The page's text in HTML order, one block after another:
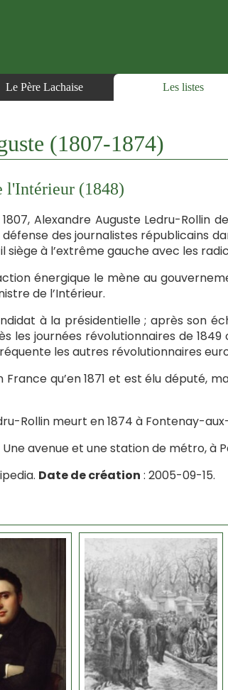
Le Père Lachaise Les listes
(1807-1874)
l'Intérieur (1848)
1807, Alexandre Auguste Ledru-
des journalistes républicains
il siège à l’extrême gauche avec les
énergique le mène au
de l’Intérieur.
à la présidentielle ; après son
les journées révolutionnaires de
les autres révolutionnaires
qu’en 1871 et est élu député,
Rollin meurt en 1874 à Fontenay-
avenue et une station de métro, à
Date de création : 2005-09-15.